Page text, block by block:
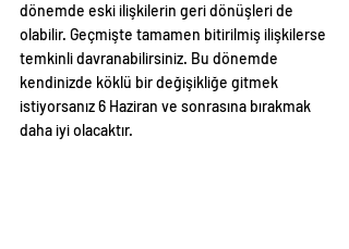
dönemde eski ilişkilerin geri dönüşleri de
olabilir. Geçmişte tamamen bitirilmiş ilişkilerse
temkinli davranabilirsiniz. Bu dönemde
kendinizde köklü bir değişikliğe gitmek
istiyorsanız 6 Haziran ve sonrasına bırakmak
daha iyi olacaktır.